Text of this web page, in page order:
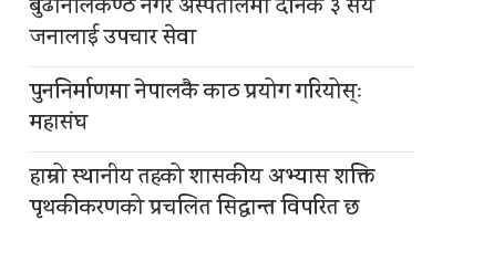
बुढानीलकण्ठ नगर अस्पतालमा दैनिक ३ सय
जनालाई उपचार सेवा
पुननिर्माणमा नेपालकै काठ प्रयोग गरियोस्ः
महासंघ
हाम्रो स्थानीय तहको शासकीय अभ्यास शक्ति
पृथकीकरणको प्रचलित सिद्धान्त विपरित छ